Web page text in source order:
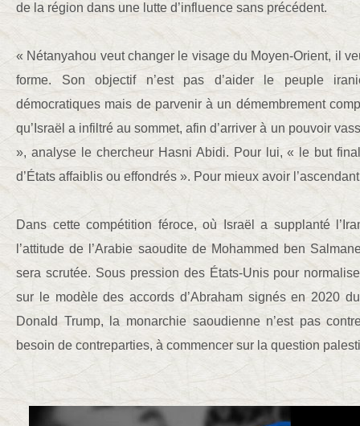
de la région dans une lutte d’influence sans précédent.
« Nétanyahou veut changer le visage du Moyen-Orient, il
forme. Son objectif n’est pas d’aider le peuple
démocratiques mais de parvenir à un démembrement
qu’Israël a infiltré au sommet, afin d’arriver à un pouvoir
», analyse le chercheur Hasni Abidi. Pour lui, « le but final
d’États affaiblis ou effondrés ». Pour mieux avoir
Dans cette compétition féroce, où Israël a supplanté
l’attitude de l’Arabie saoudite de Mohammed ben
sera scrutée. Sous pression des États-Unis pour
sur le modèle des accords d’Abraham signés en 2020
Donald Trump, la monarchie saoudienne n’est pas
besoin de contreparties, à commencer sur la question